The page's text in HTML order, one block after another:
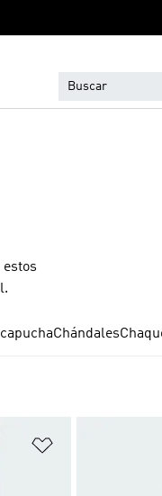
Chándales
Añadir a la lista